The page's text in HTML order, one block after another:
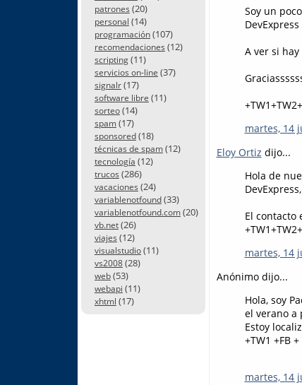
patrones (20)
personal (14)
programación(107)
recomendaciones (12)
scripting(11)
servicios on-line (37)
signalr(17)
software libre (11)
sorteo(14)
spam(17)
sponsored(18)
técnicas de spam(12)
tecnología (12)
trucos (286)
vacaciones (24)
variablenotfound(33)
variablenotfound.com(20)
vb.net(26)
viajes (12)
visualstudio(11)
vs2008(28)
web(53)
webapi (11)
xhtml (17)
Soy un
A ver si
martes, 14
Eloy Ortiz dijo...
Hola de
El
martes, 14
Anónimo dijo...
Hola, soy
el verano a
Estoy
+TW1 +FB +
martes, 14